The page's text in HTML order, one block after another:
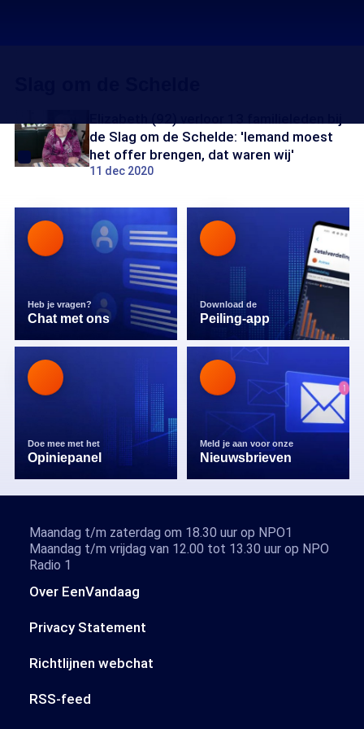
de Slag om de Schelde: 'Iemand moest
het offer brengen, dat waren wij'
11 dec 2020
Heb je vragen?
Chat met ons
Download de
Peiling-app
Doe mee met het
Opiniepanel
Meld je aan voor onze
Nieuwsbrieven
Over EenVandaag
Privacy Statement
Richtlijnen webchat
RSS-feed
Maandag t/m zaterdag om 18.30 uur op NPO1
Maandag t/m vrijdag van 12.00 tot 13.30 uur op NPO
Radio 1